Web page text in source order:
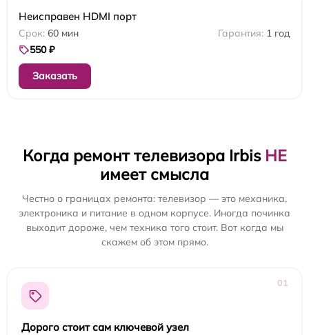
Неисправен HDMI порт
60 мин
1 год
550 ₽
Заказать
Когда ремонт телевизора Irbis НЕ
имеет смысла
Честно о границах ремонта: телевизор — это механика,
электроника и питание в одном корпусе. Иногда починка
выходит дороже, чем техника того стоит. Вот когда мы
скажем об этом прямо.
01
Дорого стоит сам ключевой узел